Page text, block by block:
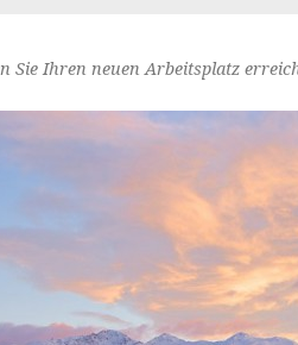
Sie Ihren neuen Arbeitsplatz